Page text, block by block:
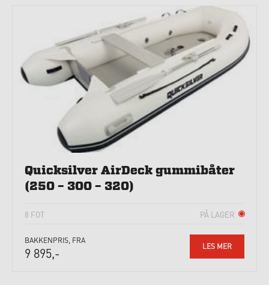
Quicksilver AirDeck gummibåter
(250 – 300 – 320)
8 FOT PÅ LAGER
BAKKENPRIS, FRA
9 895,- LES MER